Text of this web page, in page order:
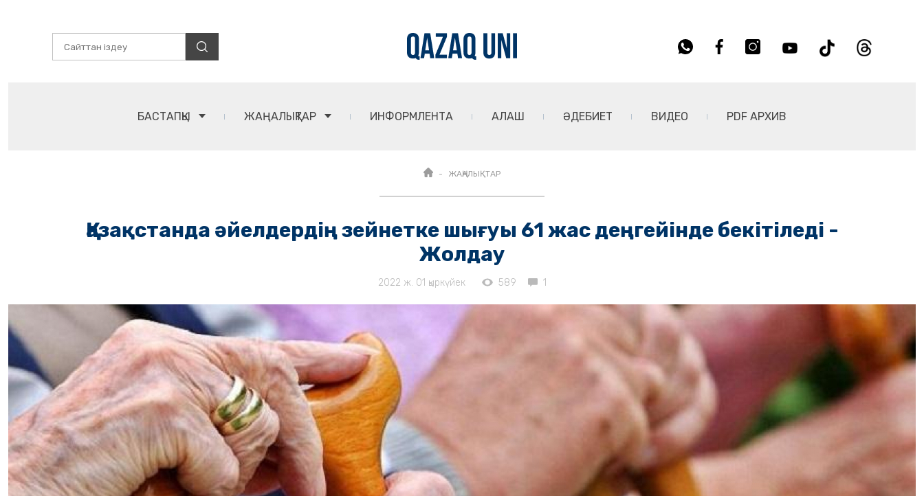
БАСТАПҚЫ ЖАҢАЛЫҚТАР ИНФОРМЛЕНТА АЛАШ ӘДЕБИЕТ ВИДЕО PDF АРХИВ
ЖАҢАЛЫҚТАР
Қазақстанда әйелдердің зейнетке шығуы 61 жас деңгейінде бекітіледі -
Жолдау
2022 ж. 01 қыркүйек 589 1